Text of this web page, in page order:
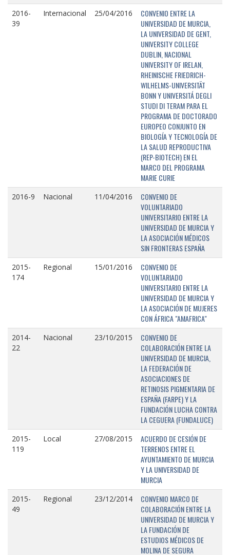
2016-
39
Internacional 25/04/2016
CONVENIO ENTRE LA
UNIVERSIDAD DE MURCIA,
LA UNIVERSIDAD DE GENT,
UNIVERSITY COLLEGE
DUBLIN, NACIONAL
UNIVERSITY OF IRELAN,
RHEINISCHE FRIEDRICH-
WILHELMS-UNIVERSITÄT
BONN Y UNIVERSITÁ DEGLI
STUDI DI TERAM PARA EL
PROGRAMA DE DOCTORADO
EUROPEO CONJUNTO EN
BIOLOGÍA Y TECNOLOGÍA DE
LA SALUD REPRODUCTIVA
(REP-BIOTECH) EN EL
MARCO DEL PROGRAMA
MARIE CURIE
2016-9 Nacional 11/04/2016
CONVENIO DE
VOLUNTARIADO
UNIVERSITARIO ENTRE LA
UNIVERSIDAD DE MURCIA Y
LA ASOCIACIÓN MÉDICOS
SIN FRONTERAS ESPAÑA
2015-
174
Regional 15/01/2016
CONVENIO DE
VOLUNTARIADO
UNIVERSITARIO ENTRE LA
UNIVERSIDAD DE MURCIA Y
LA ASOCIACIÓN DE MUJERES
CON ÁFRICA "AMAFRICA"
2014-
22
Nacional 23/10/2015
CONVENIO DE
COLABORACIÓN ENTRE LA
UNIVERSIDAD DE MURCIA,
LA FEDERACIÓN DE
ASOCIACIONES DE
RETINOSIS PIGMENTARIA DE
ESPAÑA (FARPE) Y LA
FUNDACIÓN LUCHA CONTRA
LA CEGUERA (FUNDALUCE)
2015-
119
Local 27/08/2015
ACUERDO DE CESIÓN DE
TERRENOS ENTRE EL
AYUNTAMIENTO DE MURCIA
Y LA UNIVERSIDAD DE
MURCIA
2015-
49
Regional 23/12/2014
CONVENIO MARCO DE
COLABORACIÓN ENTRE LA
UNIVERSIDAD DE MURCIA Y
LA FUNDACIÓN DE
ESTUDIOS MÉDICOS DE
MOLINA DE SEGURA